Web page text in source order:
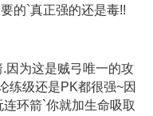
的`真正强的还是毒!!
为这是贼弓唯一的攻
练级还是PK都很强~因
环箭`你就加生命吸取